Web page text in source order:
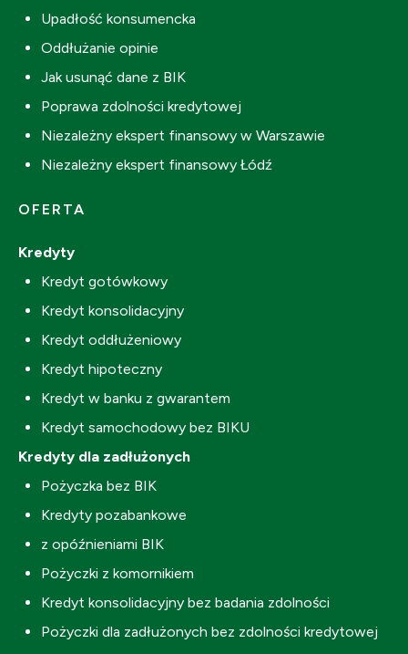
Upadłość konsumencka
Oddłużanie opinie
Jak usunąć dane z BIK
Poprawa zdolności kredytowej
Niezależny ekspert finansowy w Warszawie
Niezależny ekspert finansowy Łódź
OFERTA
Kredyty
Kredyt gotówkowy
Kredyt konsolidacyjny
Kredyt oddłużeniowy
Kredyt hipoteczny
Kredyt w banku z gwarantem
Kredyt samochodowy bez BIKU
Kredyty dla zadłużonych
Pożyczka bez BIK
Kredyty pozabankowe
z opóźnieniami BIK
Pożyczki z komornikiem
Kredyt konsolidacyjny bez badania zdolności
Pożyczki dla zadłużonych bez zdolności kredytowej